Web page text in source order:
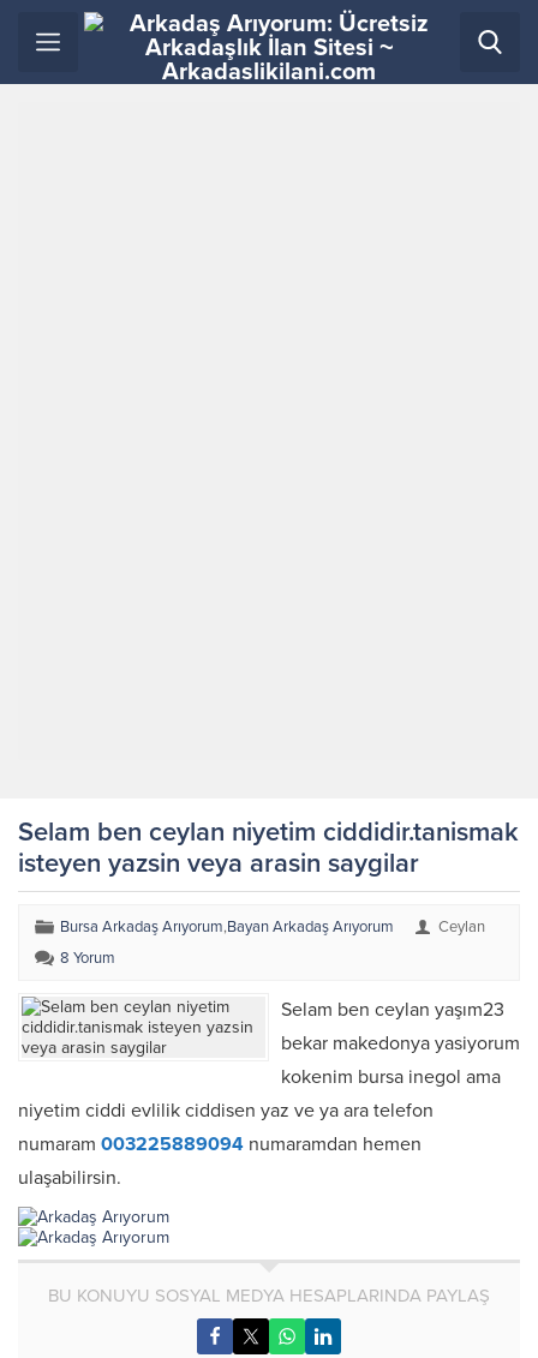
Selam ben ceylan niyetim ciddidir.tanismak
isteyen yazsin veya arasin saygilar
Bursa Arkadaş Arıyorum,Bayan Arkadaş Arıyorum
Ceylan
8 Yorum
Selam ben ceylan yaşım23
bekar makedonya yasiyorum
kokenim bursa inegol ama
niyetim ciddi evlilik ciddisen yaz ve ya ara telefon
numaram 003225889094 numaramdan hemen
ulaşabilirsin.
BU KONUYU SOSYAL MEDYA HESAPLARINDA PAYLAŞ